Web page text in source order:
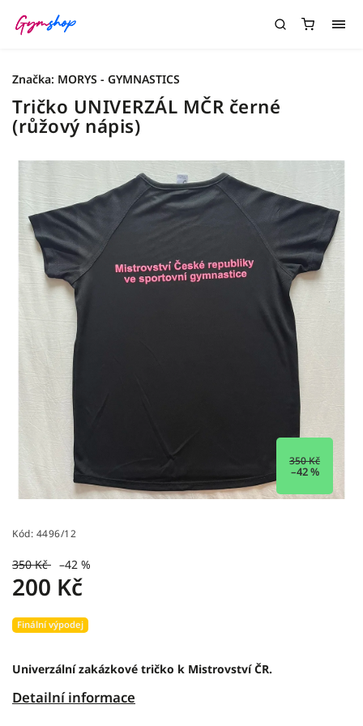
Tričko UNIVERZÁL MČR černé
(růžový nápis)
350 Kč
–42 %
Kód: 4496/12
350 Kč –42 %
200 Kč
Univerzální zakázkové tričko k Mistrovství ČR.
Detailní informace
Finální výpodej
Značka: MORYS - GYMNASTICS